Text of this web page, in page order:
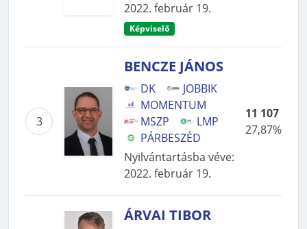
2022. február 19.
Képviselő
3
BENCZE JÁNOS
DK
JOBBIK
MOMENTUM
MSZP
LMP
PÁRBESZÉD
Nyilvántartásba véve:
2022. február 19.
11 107
27,87%
ÁRVAI TIBOR